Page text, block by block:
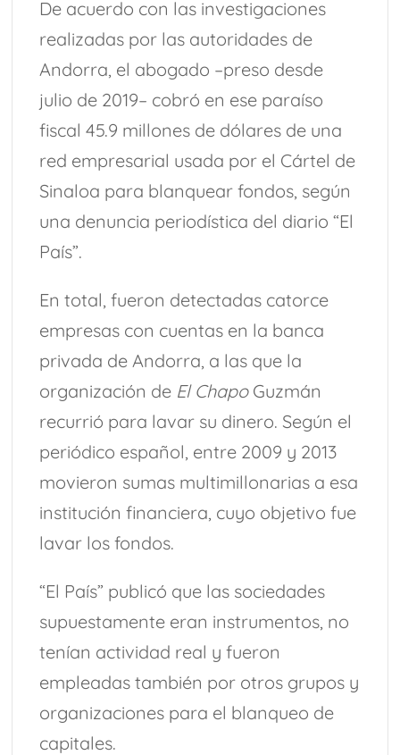
De acuerdo con las investigaciones
realizadas por las autoridades de
Andorra, el abogado –preso desde
julio de 2019– cobró en ese paraíso
fiscal 45.9 millones de dólares de una
red empresarial usada por el Cártel de
Sinaloa para blanquear fondos, según
una denuncia periodística del diario “El
País”.
En total, fueron detectadas catorce
empresas con cuentas en la banca
privada de Andorra, a las que la
organización de El ChapoGuzmán
recurrió para lavar su dinero. Según el
periódico español, entre 2009 y 2013
movieron sumas multimillonarias a esa
institución financiera, cuyo objetivo fue
lavar los fondos.
“El País” publicó que las sociedades
supuestamente eran instrumentos, no
tenían actividad real y fueron
empleadas también por otros grupos y
organizaciones para el blanqueo de
capitales.